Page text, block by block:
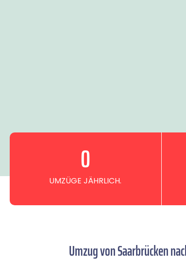
UMZÜGE JÄHRLICH.
0
Umzug von Saarbrücken